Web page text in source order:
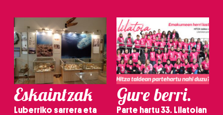
Eskaintzak
Luberriko sarrera eta
Gure berri.
Parte hartu 33. Lilatoian